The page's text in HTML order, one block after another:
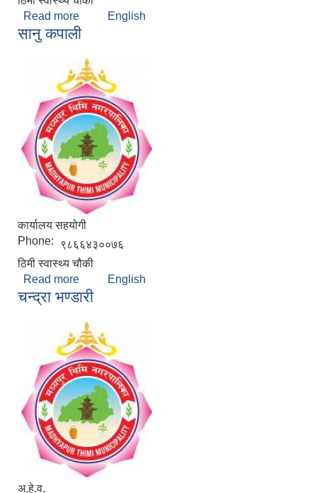
Read more about तेज कुमार पुन
English
सानु कपाली
कार्यालय सहयोगी
Phone:
९८६६४३००७६
ठिमी स्वास्थ्य चौकी
Read more about सानु कपाली
English
चन्द्रा भण्डारी
अ.हे.व.